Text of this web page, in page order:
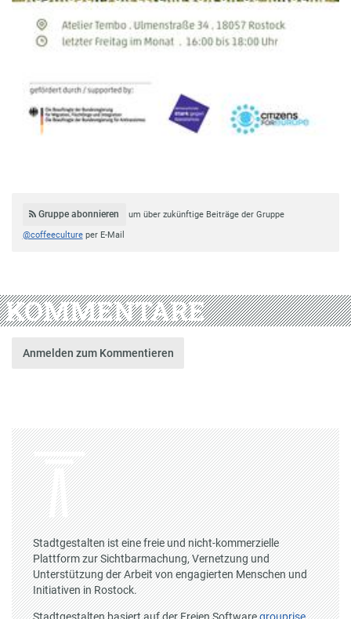
Gruppe abonnieren
um über zukünftige Beiträge der Gruppe
@coffeecultureper E-Mail
KOMMENTARE
Anmelden zum Kommentieren
Stadtgestalten ist eine freie und nicht-kommerzielle
Plattform zur Sichtbarmachung, Vernetzung und
Unterstützung der Arbeit von engagierten Menschen und
Initiativen in Rostock.